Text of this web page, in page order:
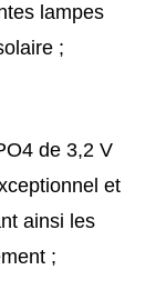
lampes
;
de 3,2 V
et
ainsi les
;